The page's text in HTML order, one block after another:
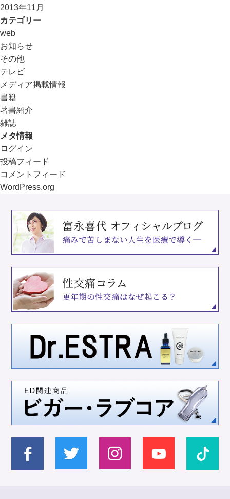
2013年11月
カテゴリー
web
お知らせ
その他
テレビ
メディア掲載情報
書籍
著書紹介
雑誌
メタ情報
ログイン
投稿フィード
コメントフィード
WordPress.org